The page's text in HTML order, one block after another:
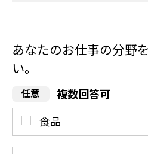
あなたのお仕事の分野
い。
複数回答可
食品